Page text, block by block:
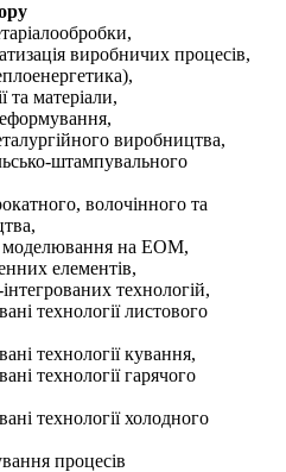
виробничих процесів,
та матеріали,
виробництва,
штампувального
волочінного та
моделювання на ЕОМ,
елементів,
технологій,
технології листового
технології кування,
технології гарячого
технології холодного
процесів